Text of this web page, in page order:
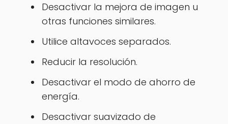
Desactivar la mejora de imagen u
otras funciones similares.
Utilice altavoces separados.
Reducir la resolución.
Desactivar el modo de ahorro de
energía.
Desactivar suavizado de